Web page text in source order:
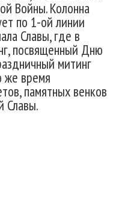
Войны. Колонна
по 1-ой линии
Славы, где в
посвященный Дню
митинг
же время
памятных венков
Славы.